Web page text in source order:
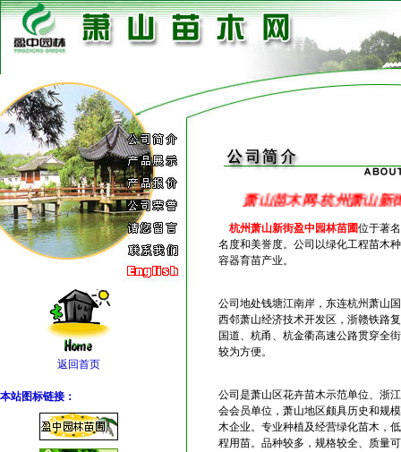
萧山苗木网-杭州萧山
杭州萧山新街盈中园林苗圃位于著
名度和美誉度。公司以绿化工程苗木
容器育苗产业。
公司地处钱塘江南岸，东连杭州萧山
西邻萧山经济技术开发区，浙赣铁路
国道、杭甬、杭金衢高速公路贯穿全
较为方便。
公司是萧山区花卉苗木示范单位、浙
会会员单位，萧山地区颇具历史和规
木企业。专业种植及经营绿化苗木，
程用苗。品种较多，规格较全、质量
返回首页
本站图标链接：